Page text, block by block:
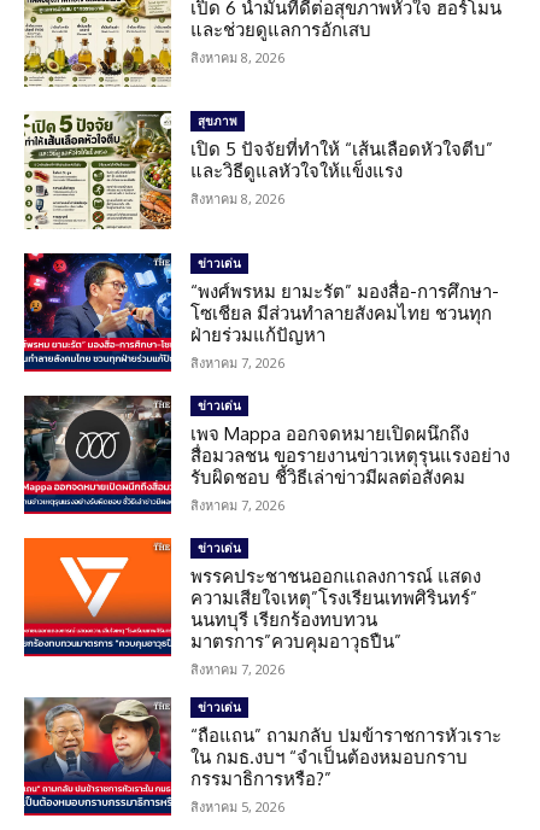
เปิด 6 น้ำมันที่ดีต่อสุขภาพหัวใจ ฮอร์โมน
และช่วยดูแลการอักเสบ
สิงหาคม 8, 2026
สุขภาพ
เปิด 5 ปัจจัยที่ทำให้ “เส้นเลือดหัวใจตีบ”
และวิธีดูแลหัวใจให้แข็งแรง
สิงหาคม 8, 2026
ข่าวเด่น
“พงศ์พรหม ยามะรัต” มองสื่อ-การศึกษา-
โซเชียล มีส่วนทำลายสังคมไทย ชวนทุก
ฝ่ายร่วมแก้ปัญหา
สิงหาคม 7, 2026
ข่าวเด่น
เพจ Mappa ออกจดหมายเปิดผนึกถึง
สื่อมวลชน ขอรายงานข่าวเหตุรุนแรงอย่าง
รับผิดชอบ ชี้วิธีเล่าข่าวมีผลต่อสังคม
สิงหาคม 7, 2026
ข่าวเด่น
พรรคประชาชนออกแถลงการณ์ แสดง
ความเสียใจเหตุ”โรงเรียนเทพศิรินทร์”
นนทบุรี เรียกร้องทบทวน
มาตรการ”ควบคุมอาวุธปืน”
สิงหาคม 7, 2026
ข่าวเด่น
“ถือแถน” ถามกลับ ปมข้าราชการหัวเราะ
ใน กมธ.งบฯ “จำเป็นต้องหมอบกราบ
กรรมาธิการหรือ?”
สิงหาคม 5, 2026